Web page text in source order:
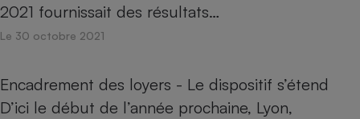
2021 fournissait des résultats…
Le 30 octobre 2021
Encadrement des loyers - Le dispositif s’étend
D’ici le début de l’année prochaine, Lyon,